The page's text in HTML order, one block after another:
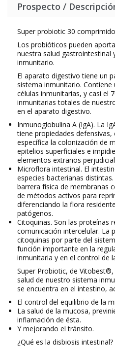
Prospecto /
Super probiotic 30
Los probióticos pueden
nuestra salud gastrointestinal
inmunitario.
El aparato digestivo tiene un
sistema inmunitario.
células inmunitarias, y casi el
inmunitarias totales de
en el aparato digestivo.
Inmunoglobulina A (IgA). La
tiene propiedades
específica la colonización de
epitelios superficiales e
elementos extraños
Microflora intestinal. El
especies bacterianas
barrera física de membranas
de métodos activos para
diferenciando la flora
patógenos.
Citoquinas. Son las proteínas
comunicación intercelular. La
citoquinas por parte del
función importante en la
inmunitaria y en el control de
Super Probiotic, de
salud de nuestro sistema
se encuentra en el intestino,
El control del equilibrio de la
La salud de la mucosa,
inflamación de ésta.
Y mejorando el tránsito.
¿Qué es la disbiosis intestinal?